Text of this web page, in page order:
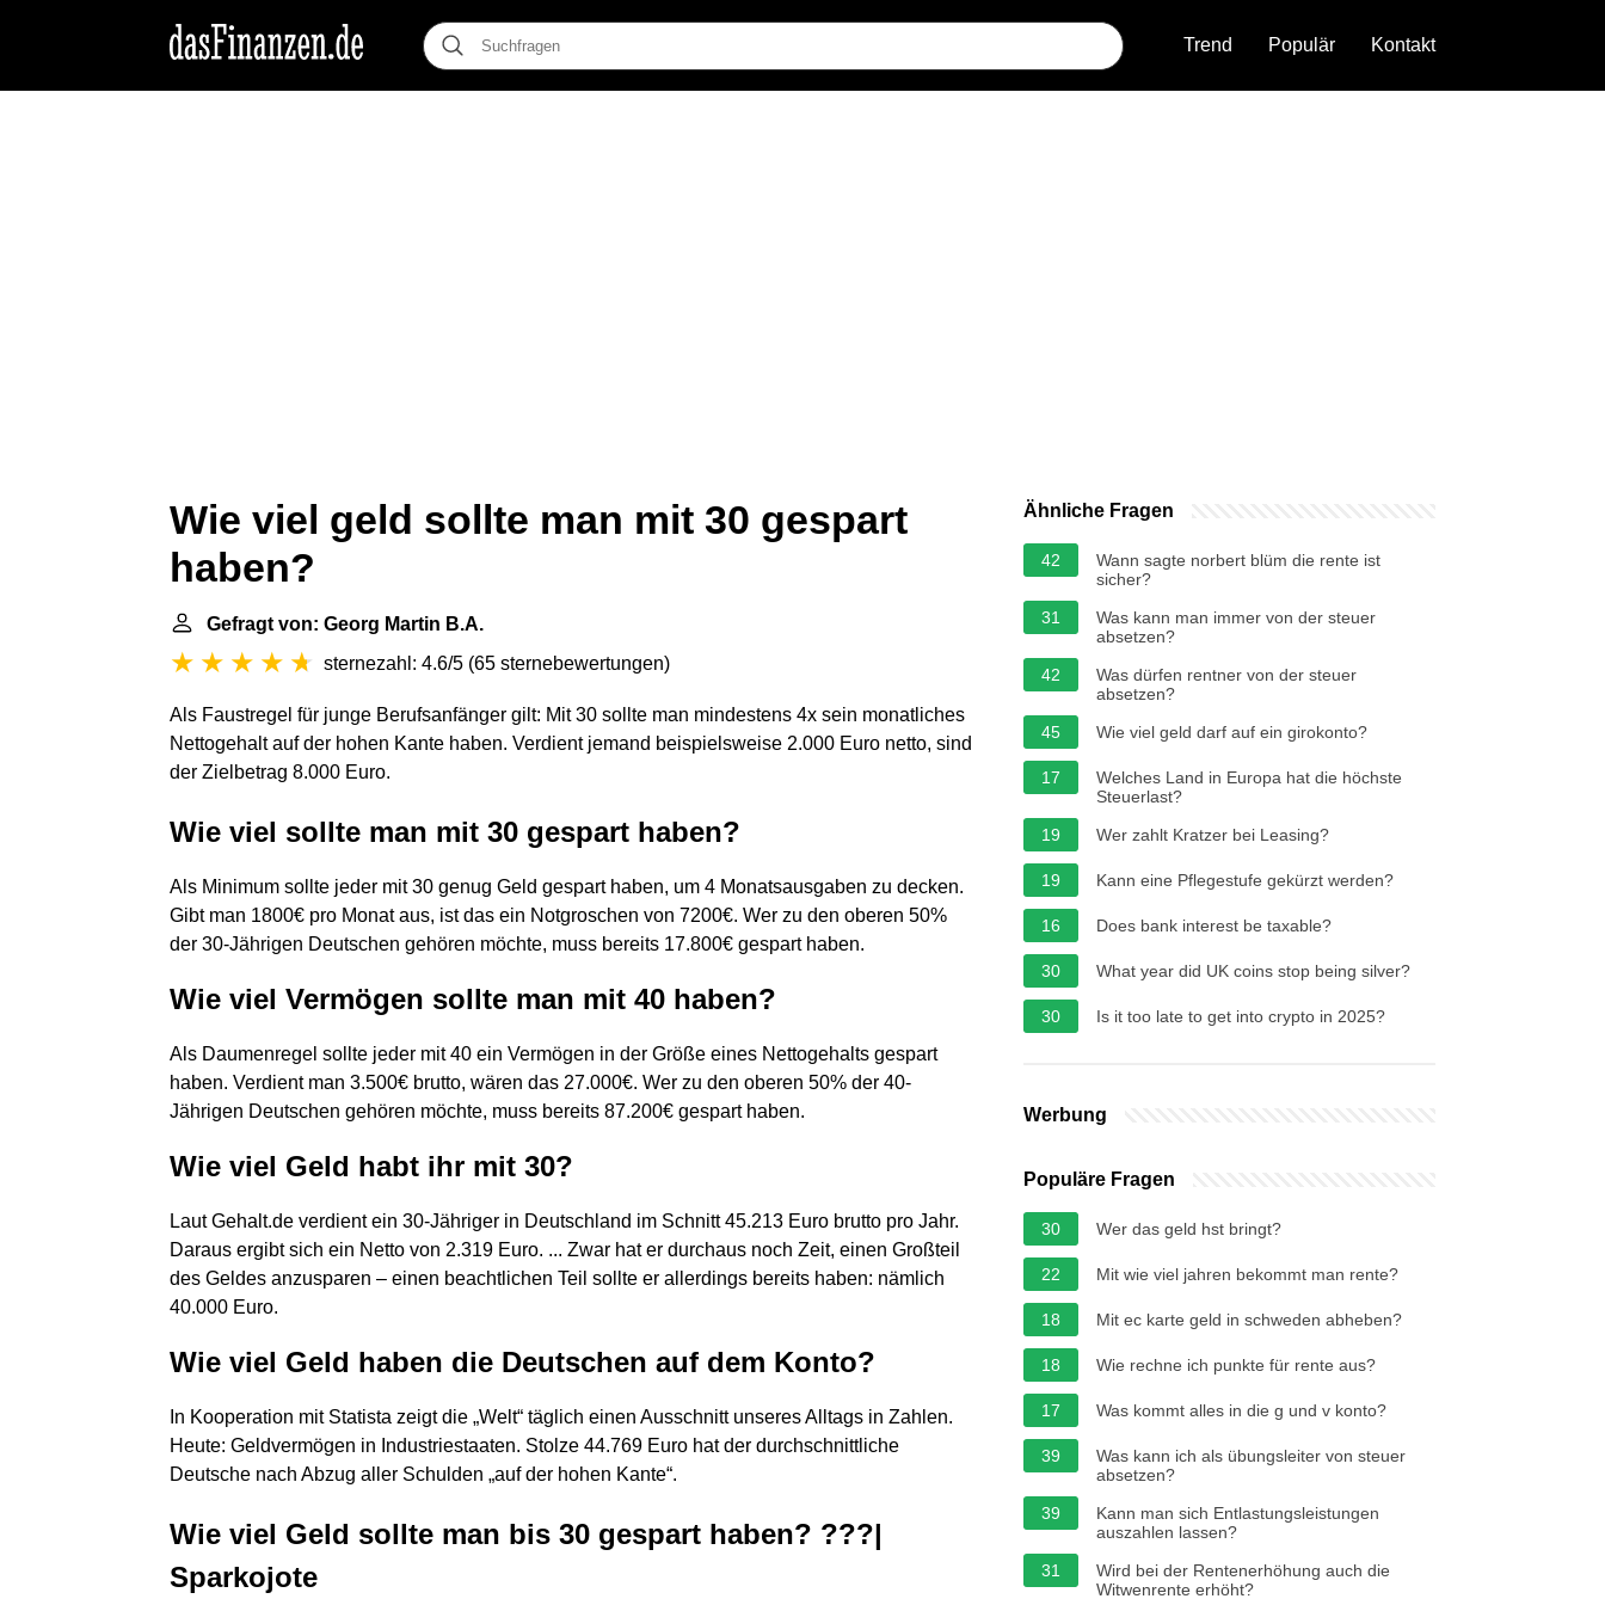
Trend Populär Kontakt
Wie viel geld sollte man mit 30 gespart
haben?
Gefragt von: Georg Martin B.A.
sternezahl: 4.6/5 (65 sternebewertungen)
Als Faustregel für junge Berufsanfänger gilt: Mit 30 sollte man mindestens 4x sein monatliches
Nettogehalt auf der hohen Kante haben. Verdient jemand beispielsweise 2.000 Euro netto, sind
der Zielbetrag 8.000 Euro.
Wie viel sollte man mit 30 gespart haben?
Als Minimum sollte jeder mit 30 genug Geld gespart haben, um 4 Monatsausgaben zu decken.
Gibt man 1800€ pro Monat aus, ist das ein Notgroschen von 7200€. Wer zu den oberen 50%
der 30-Jährigen Deutschen gehören möchte, muss bereits 17.800€ gespart haben.
Wie viel Vermögen sollte man mit 40 haben?
Als Daumenregel sollte jeder mit 40 ein Vermögen in der Größe eines Nettogehalts gespart
haben. Verdient man 3.500€ brutto, wären das 27.000€. Wer zu den oberen 50% der 40-
Jährigen Deutschen gehören möchte, muss bereits 87.200€ gespart haben.
Wie viel Geld habt ihr mit 30?
Laut Gehalt.de verdient ein 30-Jähriger in Deutschland im Schnitt 45.213 Euro brutto pro Jahr.
Daraus ergibt sich ein Netto von 2.319 Euro. ... Zwar hat er durchaus noch Zeit, einen Großteil
des Geldes anzusparen – einen beachtlichen Teil sollte er allerdings bereits haben: nämlich
40.000 Euro.
Wie viel Geld haben die Deutschen auf dem Konto?
In Kooperation mit Statista zeigt die „Welt“ täglich einen Ausschnitt unseres Alltags in Zahlen.
Heute: Geldvermögen in Industriestaaten. Stolze 44.769 Euro hat der durchschnittliche
Deutsche nach Abzug aller Schulden „auf der hohen Kante“.
Wie viel Geld sollte man bis 30 gespart haben? ???|
Sparkojote
Ähnliche Fragen
42
Wann sagte norbert blüm die rente ist
sicher?
31
Was kann man immer von der steuer
absetzen?
42
Was dürfen rentner von der steuer
absetzen?
45
Wie viel geld darf auf ein girokonto?
17
Welches Land in Europa hat die höchste
Steuerlast?
19
Wer zahlt Kratzer bei Leasing?
19 Kann eine Pflegestufe gekürzt werden?
16 Does bank interest be taxable?
30 What year did UK coins stop being silver?
30 Is it too late to get into crypto in 2025?
Werbung
Populäre Fragen
30 Wer das geld hst bringt?
22 Mit wie viel jahren bekommt man rente?
18 Mit ec karte geld in schweden abheben?
18 Wie rechne ich punkte für rente aus?
17 Was kommt alles in die g und v konto?
39
Was kann ich als übungsleiter von steuer
absetzen?
39
Kann man sich Entlastungsleistungen
auszahlen lassen?
31
Wird bei der Rentenerhöhung auch die
Witwenrente erhöht?